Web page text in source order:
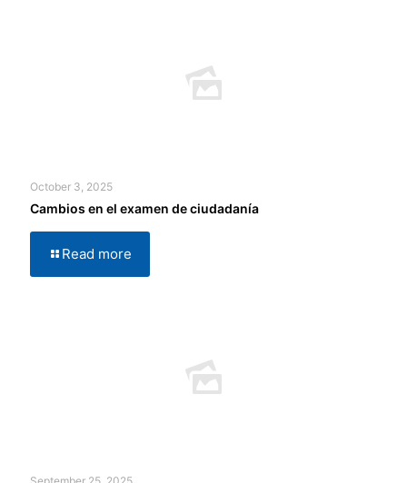
October 3, 2025
Cambios en el examen de ciudadanía
Read more